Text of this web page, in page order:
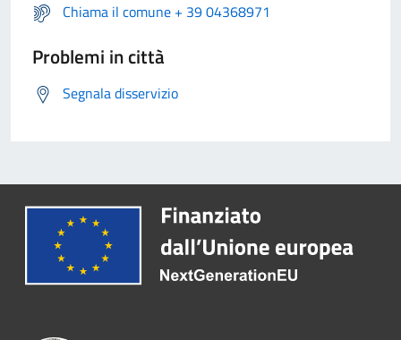
Chiama il comune + 39 04368971
Problemi in città
Segnala disservizio